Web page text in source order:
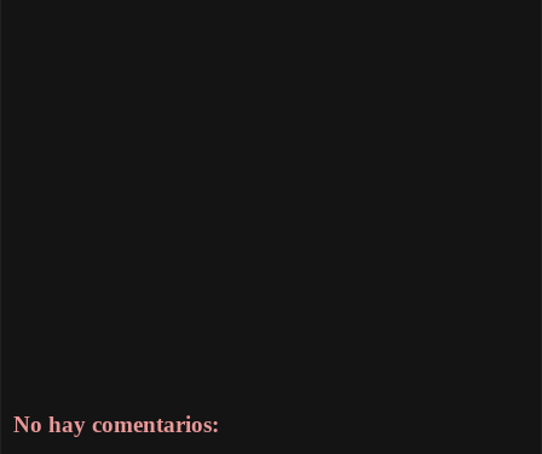
No hay comentarios: